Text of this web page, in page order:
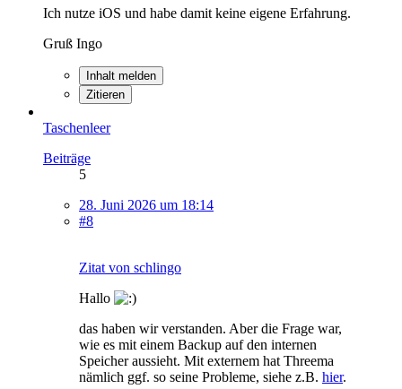
Ich nutze iOS und habe damit keine eigene Erfahrung.
Gruß Ingo
Inhalt melden
Zitieren
Taschenleer
Beiträge
5
28. Juni 2026 um 18:14
#8
Zitat von schlingo
Hallo
das haben wir verstanden. Aber die Frage war,
wie es mit einem Backup auf den internen
Speicher aussieht. Mit externem hat Threema
nämlich ggf. so seine Probleme, siehe z.B. hier.